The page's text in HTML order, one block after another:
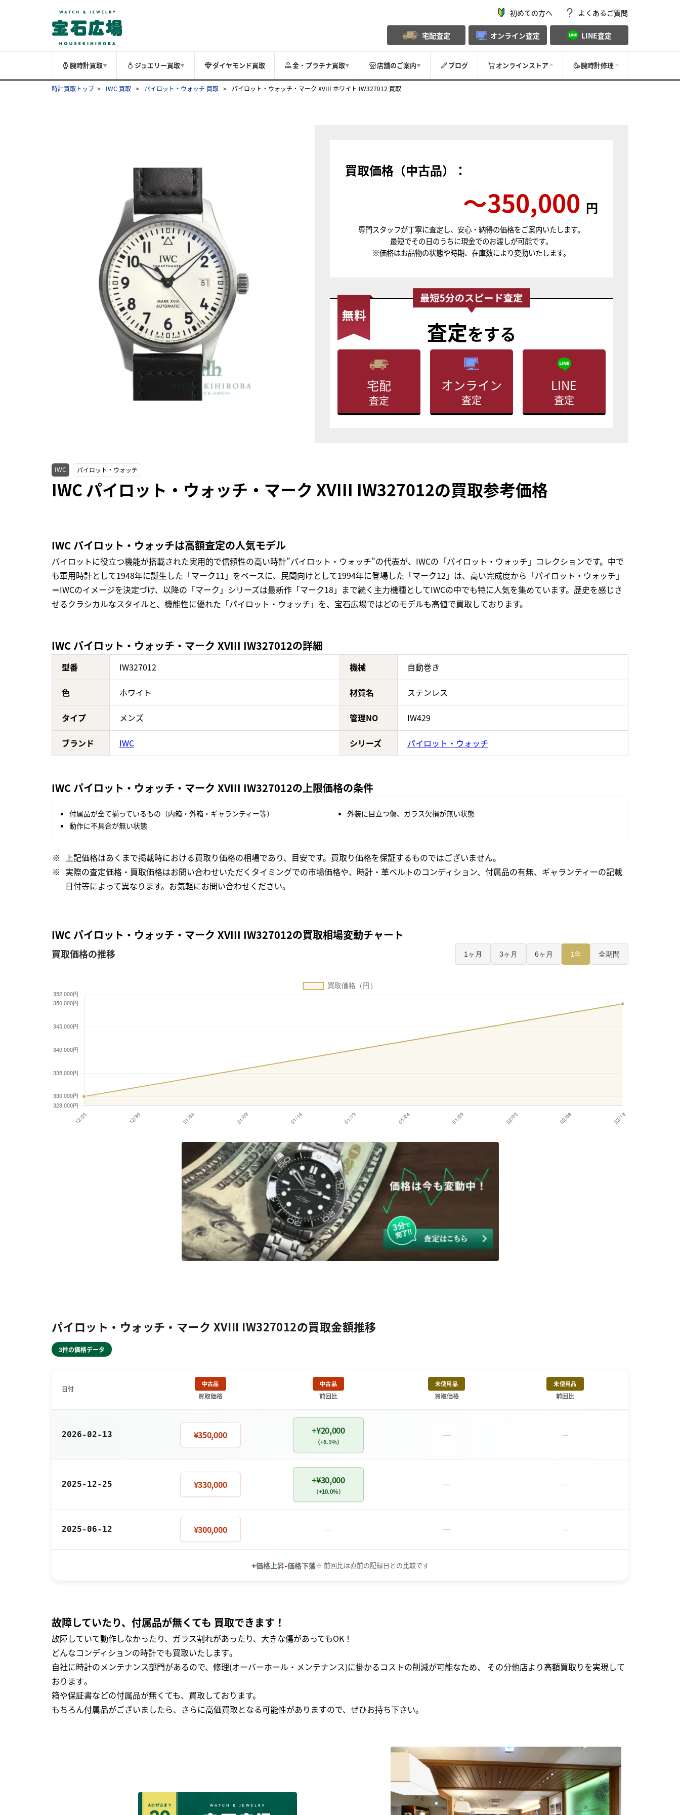
初めての方へ よくあるご質問
宅配査定 オンライン査定 LINE査定
腕時計買取▼ ジュエリー買取▼ ダイヤモンド買取 金・プラチナ買取▼ 店舗のご案内▼ ブログ オンラインストア 腕時計修理
時計買取トップ IWC 買取 パイロット・ウォッチ 買取 パイロット・ウォッチ・マーク XVIII ホワイト IW327012 買取
買取価格（中古品）：
〜350,000 円
専門スタッフが丁寧に査定し、安心・納得の価格をご案内いたします。
最短でその日のうちに現金でのお渡しが可能です。
※価格はお品物の状態や時期、在庫数により変動いたします。
査定をする
宅配
査定
オンライン
査定
LINE
査定
IWC パイロット・ウォッチ
IWC パイロット・ウォッチ・マーク XVIII IW327012の買取参考価格
IWC パイロット・ウォッチは高額査定の人気モデル
パイロットに役立つ機能が搭載された実用的で信頼性の高い時計”パイロット・ウォッチ”の代表が、IWCの「パイロット・ウォッチ」コレクションです。中で
も軍用時計として1948年に誕生した「マーク11」をベースに、民間向けとして1994年に登場した「マーク12」は、高い完成度から「パイロット・ウォッチ」
＝IWCのイメージを決定づけ、以降の「マーク」シリーズは最新作「マーク18」まで続く主力機種としてIWCの中でも特に人気を集めています。歴史を感じさ
せるクラシカルなスタイルと、機能性に優れた「パイロット・ウォッチ」を、宝石広場ではどのモデルも高値で買取しております。
IWC パイロット・ウォッチ・マーク XVIII IW327012の詳細
型番 IW327012 機械 自動巻き
色 ホワイト 材質名 ステンレス
タイプ メンズ 管理NO IW429
ブランド IWC シリーズ パイロット・ウォッチ
IWC パイロット・ウォッチ・マーク XVIII IW327012の上限価格の条件
付属品が全て揃っているもの（内箱・外箱・ギャランティー等）
外装に目立つ傷、ガラス欠損が無い状態
動作に不具合が無い状態
上記価格はあくまで掲載時における買取り価格の相場であり、目安です。買取り価格を保証するものではございません。
実際の査定価格・買取価格はお問い合わせいただくタイミングでの市場価格や、時計・革ベルトのコンディション、付属品の有無、ギャランティーの記載
日付等によって異なります。お気軽にお問い合わせください。
IWC パイロット・ウォッチ・マーク XVIII IW327012の買取相場変動チャート
買取価格の推移 1ヶ月 3ヶ月 6ヶ月 1年 全期間
パイロット・ウォッチ・マーク XVIII IW327012の買取金額推移
3件の価格データ
日付
中古品
買取価格
中古品
前回比
未使用品
買取価格
未使用品
前回比
2026-02-13 ¥350,000 +¥20,000
（+6.1%） － －
2025-12-25 ¥330,000 +¥30,000
（+10.0%） － －
2025-06-12 ¥300,000 － － －
+価格上昇-価格下落※ 前回比は直前の記録日との比較です
故障していたり、付属品が無くても 買取できます！
故障していて動作しなかったり、ガラス割れがあったり、大きな傷があってもOK！
どんなコンディションの時計でも買取いたします｡
自社に時計のメンテナンス部門があるので、修理(オーバーホール・メンテナンス)に掛かるコストの削減が可能なため、 その分他店より高額買取りを実現して
おります｡
箱や保証書などの付属品が無くても、買取しております。
もちろん付属品がございましたら、さらに高価買取となる可能性がありますので、ぜひお持ち下さい｡